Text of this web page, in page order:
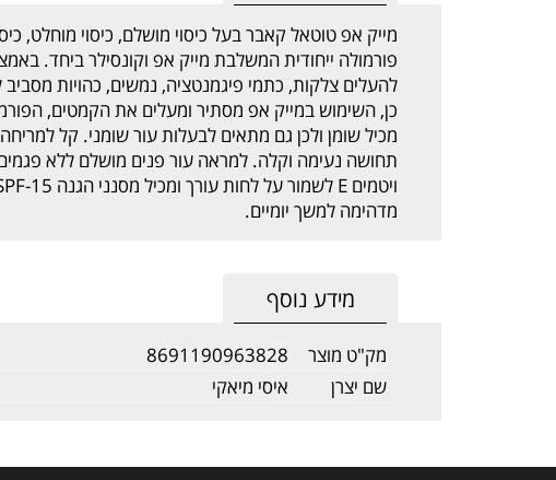
מייק אפ טוטאל קאבר בעל כיסוי מושלם, כיסוי מוחלט,
פורמולה ייחודית המשלבת מייק אפ וקונסילר ביחד.
להעלים צלקות, כתמי פיגמנטציה, נמשים, כהויות מסביב
כן, השימוש במייק אפ מסתיר ומעלים את הקמטים,
מכיל שומן ולכן גם מתאים לבעלות עור שומני. קל
תחושה נעימה וקלה. למראה עור פנים מושלם ללא
מדהימה למשך יומיים.
מידע נוסף
מק"ט מוצר
8691190963828
שם יצרן
איסי מיאקי